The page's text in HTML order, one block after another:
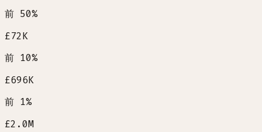
前 50%
£72K
前 10%
£696K
前 1%
£2.0M